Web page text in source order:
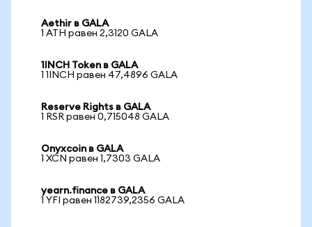
Aethir в GALA
1 ATH равен 2,3120 GALA
1INCH Token в GALA
1 1INCH равен 47,4896 GALA
Reserve Rights в GALA
1 RSR равен 0,715048 GALA
Onyxcoin в GALA
1 XCN равен 1,7303 GALA
yearn.finance в GALA
1 YFI равен 1182739,2356 GALA